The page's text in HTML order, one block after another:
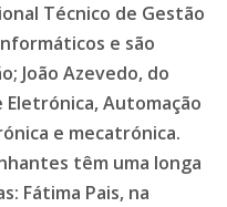
Técnico de Gestão
e são
João Azevedo, do
Automação
e mecatrónica.
têm uma longa
Fátima Pais, na